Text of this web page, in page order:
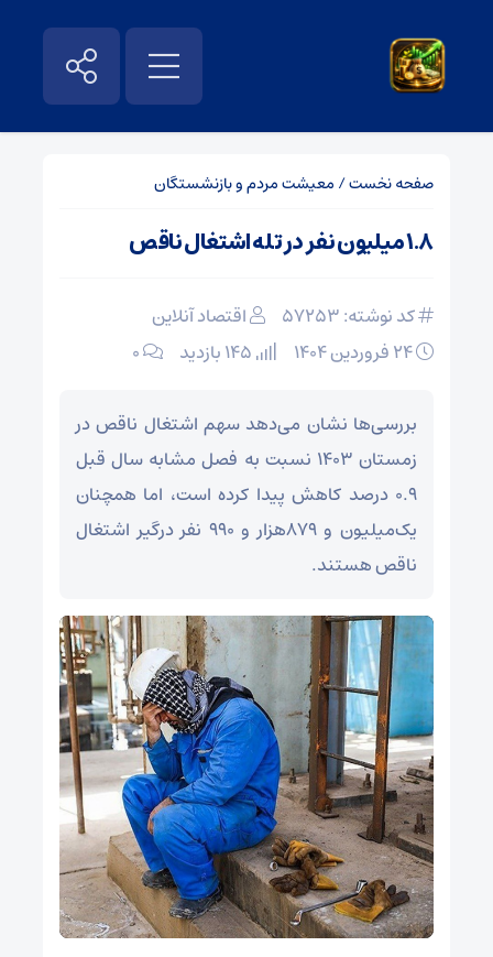
صفحه نخست/ معیشت مردم و بازنشستگان
۱.۸ میلیون نفر در تله اشتغال ناقص
کد نوشته: 57253
اقتصاد آنلاین
۰
بررسی‌ها نشان می‌دهد سهم اشتغال ناقص در
زمستان ۱۴۰۳ نسبت به فصل مشابه سال قبل
۰.۹ درصد کاهش پیدا کرده است، اما همچنان
یک‌میلیون و ۸۷۹هزار و ۹۹۰ نفر درگیر اشتغال
ناقص هستند.